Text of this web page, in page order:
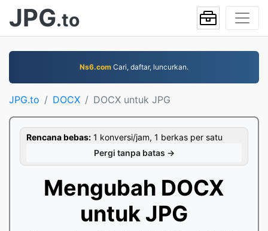
JPG.to
Ns6.com Cari, daftar, luncurkan.
JPG.to DOCX DOCX untuk JPG
Rencana bebas: 1 konversi/jam, 1 berkas per satu
Pergi tanpa batas →
Mengubah DOCX
untuk JPG